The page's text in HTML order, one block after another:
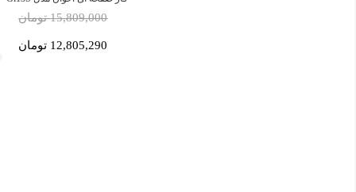
15,809,000 تومان
12,805,290 تومان